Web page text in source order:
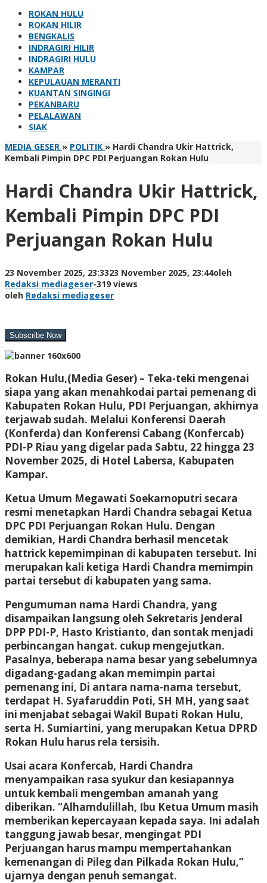
ROKAN HULU
ROKAN HILIR
BENGKALIS
INDRAGIRI HILIR
INDRAGIRI HULU
KAMPAR
KEPULAUAN MERANTI
KUANTAN SINGINGI
PEKANBARU
PELALAWAN
SIAK
MEDIA GESER » POLITIK » Hardi Chandra Ukir Hattrick,
Kembali Pimpin DPC PDI Perjuangan Rokan Hulu
Hardi Chandra Ukir Hattrick,
Kembali Pimpin DPC PDI
Perjuangan Rokan Hulu
23 November 2025, 23:3323 November 2025, 23:44oleh
Redaksi mediageser-319 views
oleh Redaksi mediageser
Rokan Hulu,(Media Geser) – Teka-teki mengenai
siapa yang akan menahkodai partai pemenang di
Kabupaten Rokan Hulu, PDI Perjuangan, akhirnya
terjawab sudah. Melalui Konferensi Daerah
(Konferda) dan Konferensi Cabang (Konfercab)
PDI-P Riau yang digelar pada Sabtu, 22 hingga 23
November 2025, di Hotel Labersa, Kabupaten
Kampar.
Ketua Umum Megawati Soekarnoputri secara
resmi menetapkan Hardi Chandra sebagai Ketua
DPC PDI Perjuangan Rokan Hulu. Dengan
demikian, Hardi Chandra berhasil mencetak
hattrick kepemimpinan di kabupaten tersebut. Ini
merupakan kali ketiga Hardi Chandra memimpin
partai tersebut di kabupaten yang sama.
Pengumuman nama Hardi Chandra, yang
disampaikan langsung oleh Sekretaris Jenderal
DPP PDI-P, Hasto Kristianto, dan sontak menjadi
perbincangan hangat. cukup mengejutkan.
Pasalnya, beberapa nama besar yang sebelumnya
digadang-gadang akan memimpin partai
pemenang ini, Di antara nama-nama tersebut,
terdapat H. Syafaruddin Poti, SH MH, yang saat
ini menjabat sebagai Wakil Bupati Rokan Hulu,
serta H. Sumiartini, yang merupakan Ketua DPRD
Rokan Hulu harus rela tersisih.
Usai acara Konfercab, Hardi Chandra
menyampaikan rasa syukur dan kesiapannya
untuk kembali mengemban amanah yang
diberikan. “Alhamdulillah, Ibu Ketua Umum masih
memberikan kepercayaan kepada saya. Ini adalah
tanggung jawab besar, mengingat PDI
Perjuangan harus mampu mempertahankan
kemenangan di Pileg dan Pilkada Rokan Hulu,”
ujarnya dengan penuh semangat.